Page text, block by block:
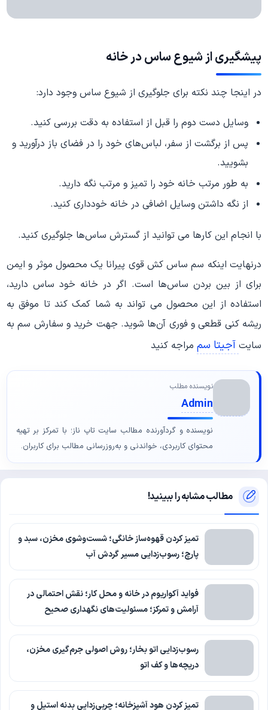
پیشگیری از شیوع ساس در خانه
در اینجا چند نکته برای جلوگیری از شیوع ساس وجود دارد:
وسایل دست دوم را قبل از استفاده به دقت بررسی کنید.
پس از برگشت از سفر، لباس‌های خود را در فضای باز درآورید و
بشویید.
به طور مرتب خانه خود را تمیز و مرتب نگه دارید.
از نگه داشتن وسایل اضافی در خانه خودداری کنید.
با انجام این کارها می توانید از گسترش ساس‌ها جلوگیری کنید.
درنهایت اینکه سم ساس کش قوی پیرانا یک محصول موثر و ایمن
برای از بین بردن ساس‌ها است. اگر در خانه خود ساس دارید،
استفاده از این محصول می تواند به شما کمک کند تا موفق به
ریشه کنی قطعی و فوری آن‌ها شوید. جهت خرید و سفارش سم به
سایت آجیتا سم مراجه کنید
نویسنده مطلب
Admin
نویسنده و گردآورنده مطالب سایت تاپ ناز؛ با تمرکز بر تهیه
محتوای کاربردی، خواندنی و به‌روزرسانی مطالب برای کاربران.
مطالب مشابه را ببینید!
تمیز کردن قهوه‌ساز خانگی؛ شست‌وشوی مخزن، سبد و
پارچ؛ رسوب‌زدایی مسیر گردش آب
فواید آکواریوم در خانه و محل کار؛ نقش احتمالی در
آرامش و تمرکز؛ مسئولیت‌های نگهداری صحیح
رسوب‌زدایی اتو بخار؛ روش اصولی جرم‌گیری مخزن،
دریچه‌ها و کف اتو
تمیز کردن هود آشپزخانه؛ چربی‌زدایی بدنه استیل و